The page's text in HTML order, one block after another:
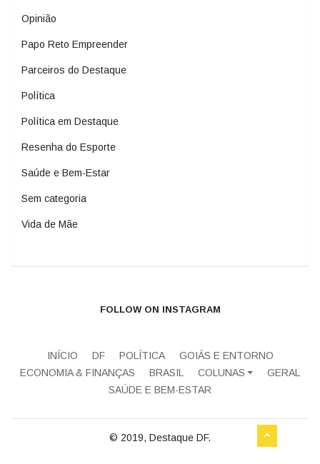
Opinião
Papo Reto Empreender
Parceiros do Destaque
Política
Política em Destaque
Resenha do Esporte
Saúde e Bem-Estar
Sem categoria
Vida de Mãe
FOLLOW ON INSTAGRAM
INÍCIO DF POLÍTICA
GOIÁS E ENTORNO
ECONOMIA & FINANÇAS
BRASIL COLUNAS
GERAL
SAÚDE E BEM-ESTAR
© 2019, Destaque DF.